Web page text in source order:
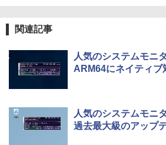
オンラインコード版
￥1,600
New Amazon
11インチカラーデ
レージ、ノート機
￥115,980
関連記事
人気のシステムモニ
ARM64にネイティブ
人気のシステムモニ
過去最大級のアップ